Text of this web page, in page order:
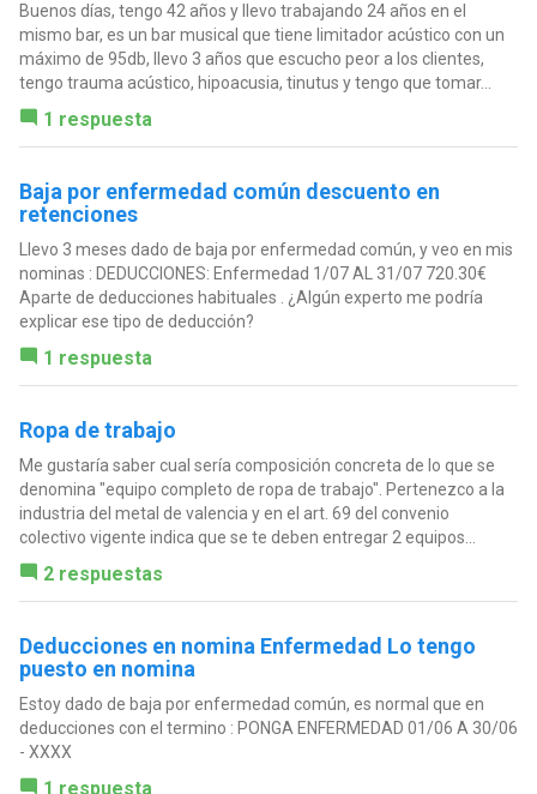
Buenos días, tengo 42 años y llevo trabajando 24 años en el
mismo bar, es un bar musical que tiene limitador acústico con un
máximo de 95db, llevo 3 años que escucho peor a los clientes,
tengo trauma acústico, hipoacusia, tinutus y tengo que tomar...
1 respuesta
Baja por enfermedad común descuento en
retenciones
Llevo 3 meses dado de baja por enfermedad común, y veo en mis
nominas : DEDUCCIONES: Enfermedad 1/07 AL 31/07 720.30€
Aparte de deducciones habituales . ¿Algún experto me podría
explicar ese tipo de deducción?
1 respuesta
Ropa de trabajo
Me gustaría saber cual sería composición concreta de lo que se
denomina "equipo completo de ropa de trabajo". Pertenezco a la
industria del metal de valencia y en el art. 69 del convenio
colectivo vigente indica que se te deben entregar 2 equipos...
2 respuestas
Deducciones en nomina Enfermedad Lo tengo
puesto en nomina
Estoy dado de baja por enfermedad común, es normal que en
deducciones con el termino : PONGA ENFERMEDAD 01/06 A 30/06
- XXXX
1 respuesta